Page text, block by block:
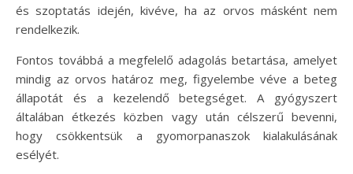
és szoptatás idején, kivéve, ha az orvos másként nem
rendelkezik.
Fontos továbbá a megfelelő adagolás betartása, amelyet
mindig az orvos határoz meg, figyelembe véve a beteg
állapotát és a kezelendő betegséget. A gyógyszert
általában étkezés közben vagy után célszerű bevenni,
hogy csökkentsük a gyomorpanaszok kialakulásának
esélyét.